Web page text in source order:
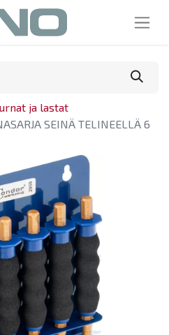
ja lastat
SEINÄ TELINEELLÄ 6